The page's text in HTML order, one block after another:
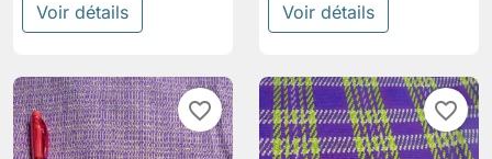
Voir détails Voir détails
favorite_border favorite_border